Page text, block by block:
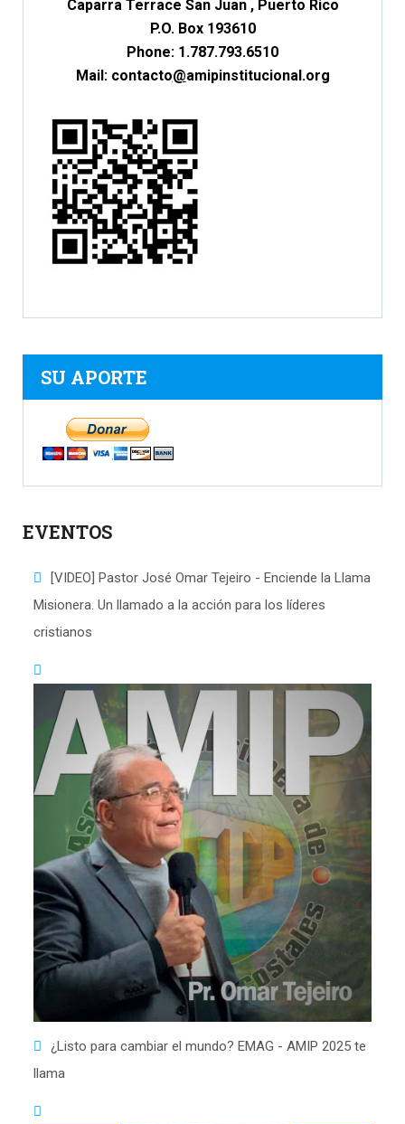
Caparra Terrace San Juan , Puerto Rico
P.O. Box 193610
Phone: 1.787.793.6510
Mail: contacto@amipinstitucional.org
SU APORTE
EVENTOS
[VIDEO] Pastor José Omar Tejeiro - Enciende la Llama
Misionera. Un llamado a la acción para los líderes
cristianos
¿Listo para cambiar el mundo? EMAG - AMIP 2025 te
llama